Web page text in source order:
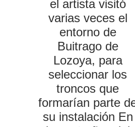
el artista visitó
varias veces el
entorno de
Buitrago de
Lozoya, para
seleccionar los
troncos que
formarían parte
su instalación En